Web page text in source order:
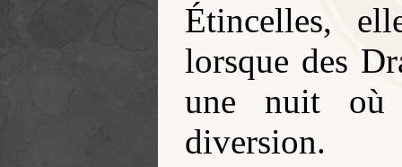
Étincelles,
lorsque des
une nuit
diversion.